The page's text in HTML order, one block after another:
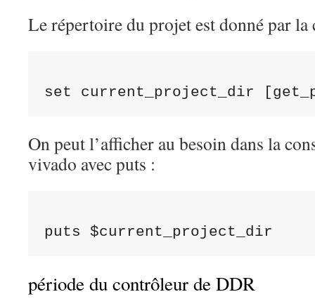
Le répertoire du projet est donné par la
On peut l’afficher au besoin dans la
vivado avec puts :
période du contrôleur de DDR